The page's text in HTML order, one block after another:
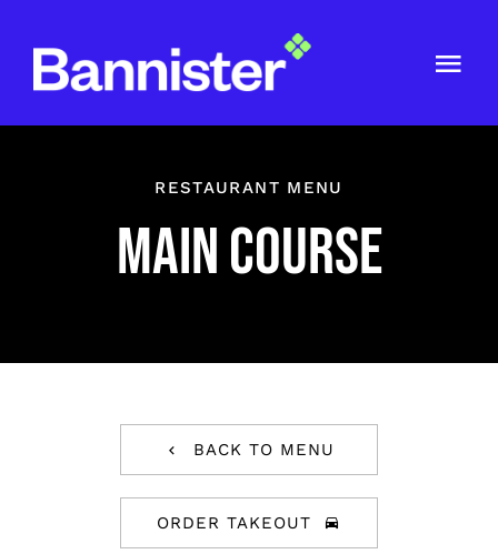
content
ABOUT US
GET IN TOUCHRESTAURANT MENU
MAIN COURSE
BACK TO MENU
ORDER TAKEOUT